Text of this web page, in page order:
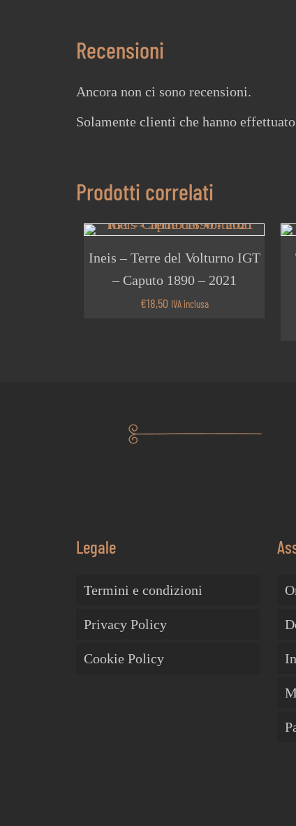
Recensioni
Ancora non ci sono recensioni.
Solamente clienti che hanno
Prodotti correlati
Ineis – Terre del Volturno IGT
– Caputo 1890 – 2021
€18,50 IVA inclusa
Legale
Termini e condizioni
Privacy Policy
Cookie Policy